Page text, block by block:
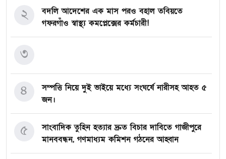
বদলি আদেশের এক মাস পরও বহাল তবিয়তে
গফরগাঁও স্বাস্থ্য কমপ্লেক্সের কর্মচারী!
২
৩
সম্পত্তি নিয়ে দুই ভাইয়ে মধ্যে সংঘর্ষে নারীসহ আহত ৫
জন।
৪
সাংবাদিক তুহিন হত্যার দ্রুত বিচার দাবিতে গাজীপুরে
মানববন্ধন, গণমাধ্যম কমিশন গঠনের আহ্বান
৫